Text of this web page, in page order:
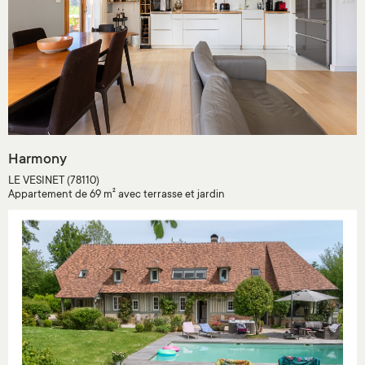
Harmony
LE VESINET (78110)
Appartement de 69 m² avec terrasse et jardin